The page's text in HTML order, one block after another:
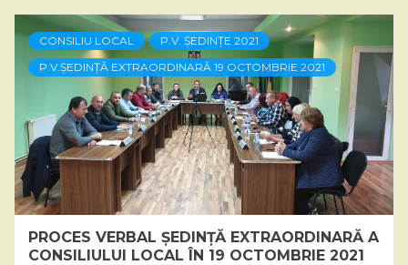
CONSILIU LOCAL
P.V. ȘEDINȚE 2021
P.V.ȘEDINȚĂ EXTRAORDINARĂ 19 OCTOMBRIE 2021
PROCES VERBAL ȘEDINȚĂ EXTRAORDINARĂ A
CONSILIULUI LOCAL ÎN 19 OCTOMBRIE 2021